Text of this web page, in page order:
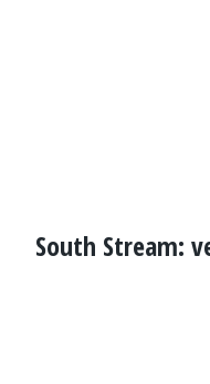
South Stream: